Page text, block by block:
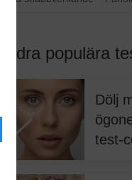
Andra populära
Dölj
test-